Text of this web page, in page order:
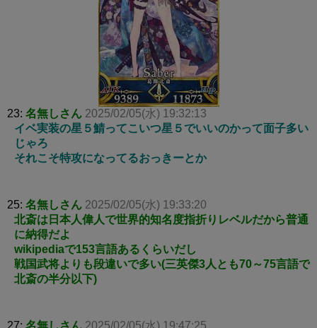
23: 名無しさん 2025/02/05(水) 19:32:13
イベ実装の星５鯖ってこいつ星５でいいのかって面子多い
じゃろ
それこそ特攻になってるおっきーとか
25: 名無しさん 2025/02/05(水) 19:33:20
北斎は日本人偉人で世界的知名度指折りレベルだから普通
に納得だよ
wikipediaで153言語あるくらいだし
戦国武将よりも段違いで多い(三英傑3人とも70～75言語で
北斎の半分以下)